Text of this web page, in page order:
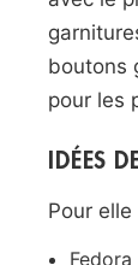
boutons
pour les
IDÉES
Pour elle